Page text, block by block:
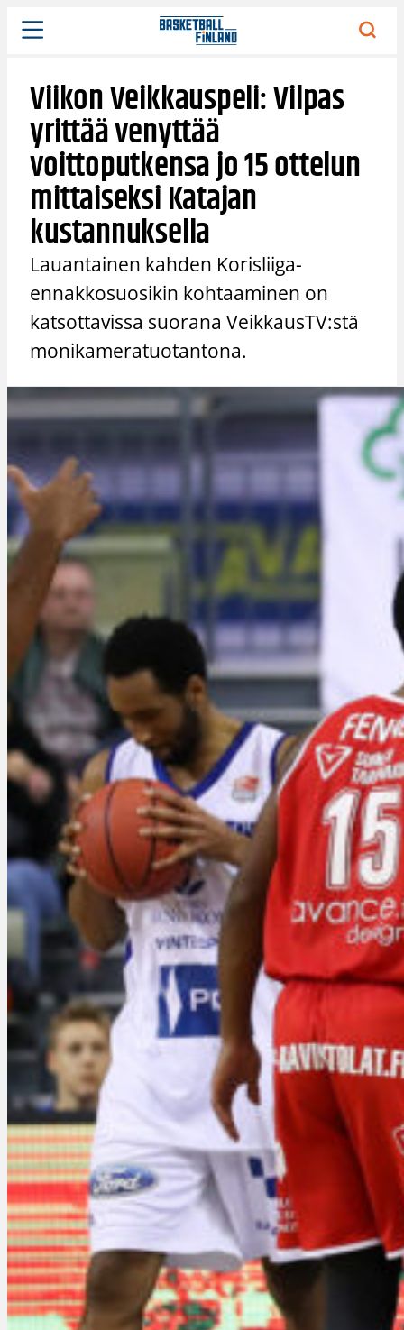
Siirry
sisältöön
Viikon Veikkauspeli: Vilpas
yrittää venyttää
voittoputkensa jo 15 ottelun
mittaiseksi Katajan
kustannuksella
Lauantainen kahden Korisliiga-
ennakkosuosikin kohtaaminen on
katsottavissa suorana VeikkausTV:stä
monikameratuotantona.